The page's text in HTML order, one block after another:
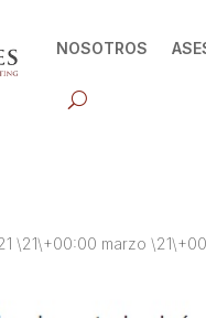
NOSOTROS
\21\+00:00 marzo